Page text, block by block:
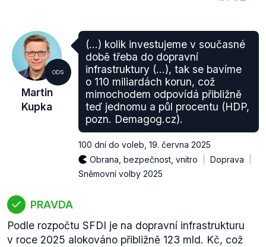
ODS
Martin
Kupka
(…) kolik investujeme v současné
době třeba do dopravní
infrastruktury (…), tak se bavíme
o 110 miliardách korun, což
mimochodem odpovídá přibližně
teď jednomu a půl procentu (HDP,
pozn. Demagog.cz).
100 dní do voleb 19. června 2025
Obrana, bezpečnost, vnitro
Doprava
Sněmovní volby 2025
PRAVDA
Podle rozpočtu SFDI je na dopravní infrastrukturu
v roce 2025 alokováno přibližně 123 mld. Kč, což